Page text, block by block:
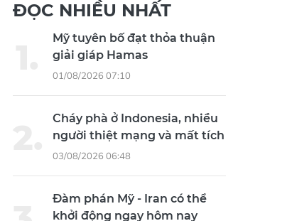
ĐỌC NHIỀU NHẤT
Mỹ tuyên bố đạt thỏa thuận
giải giáp Hamas
01/08/2026 07:10
Cháy phà ở Indonesia, nhiều
người thiệt mạng và mất tích
03/08/2026 06:48
Đàm phán Mỹ - Iran có thể